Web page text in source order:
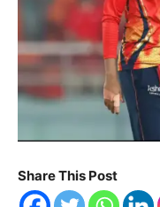
Share This Post